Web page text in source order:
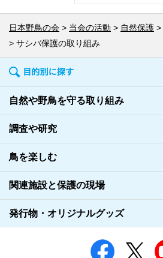
日本野鳥の会 当会の活動 自然保護
サシバ保護の取り組み
自然や野鳥を守る取り組み
調査や研究
鳥を楽しむ
関連施設と保護の現場
発行物・オリジナルグッズ